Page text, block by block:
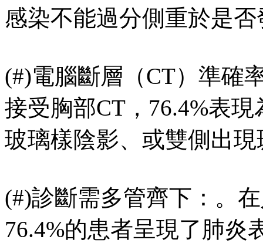
感染不能過分側重於是否
(#)電腦斷層（CT）準確
接受胸部CT，76.4%表
玻璃樣陰影、或雙側出
(#)診斷需多管齊下：。
76.4%的患者呈現了肺炎